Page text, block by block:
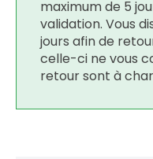
maximum de 5
validation. Vous
jours afin de
celle-ci ne vous
retour sont à